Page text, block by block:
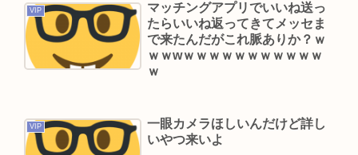
「深くお詫び申し上げます」
Z世代の72%が自分たちは上の世代よりも優秀だと
思うと回答！
ば顔も悪い クラスの5軍だったよね？
VIP
マッチングアプリでいいね送っ
たらいいね返ってきてメッセま
で来たんだがこれ脈ありか？ｗ
ｗｗwｗｗｗｗｗｗｗｗｗｗｗ
ｗ
VIP
一眼カメラほしいんだけど詳し
いやつ来いよ